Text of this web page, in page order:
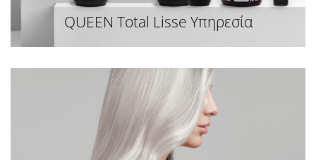
QUEEN Total Lisse Υπηρεσία